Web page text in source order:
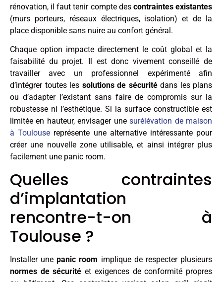
rénovation, il faut tenir compte des contraintes existantes
(murs porteurs, réseaux électriques, isolation) et de la
place disponible sans nuire au confort général.
Chaque option impacte directement le coût global et la
faisabilité du projet. Il est donc vivement conseillé de
travailler avec un professionnel expérimenté afin
d’intégrer toutes les solutions de sécuritédans les plans
ou d’adapter l’existant sans faire de compromis sur la
robustesse ni l’esthétique. Si la surface constructible est
limitée en hauteur, envisager unesurélévation de maison
à Toulouse représente une alternative intéressante pour
créer une nouvelle zone utilisable, et ainsi intégrer plus
facilement une panic room.
Quelles contraintes
d’implantation
rencontre-t-on à
Toulouse ?
Installer unepanic room implique de respecter plusieurs
normes de sécurité et exigences de conformité propres